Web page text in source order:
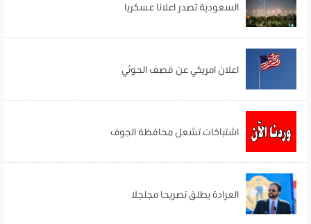
السعودية تصدر اعلانا عسكريا
اعلان امريكي عن قصف الحوثي
اشتباكات تشعل محافظة الجوف
العرادة يطلق تصريحا مجلجلا